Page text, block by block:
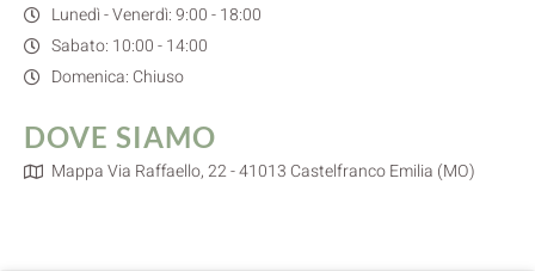
Lunedì - Venerdì: 9:00 - 18:00
Sabato: 10:00 - 14:00
Domenica: Chiuso
DOVE SIAMO
Mappa Via Raffaello, 22 - 41013 Castelfranco Emilia (MO)